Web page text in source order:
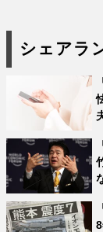
シェアラ